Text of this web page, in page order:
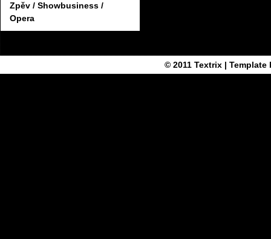
Zpěv / Showbusiness /
Opera
© 2011 Textrix| Template